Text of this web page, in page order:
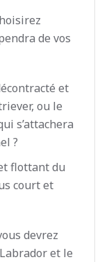
de vos
et
ou le
s’attachera
?
flottant du
court et
devrez
et le